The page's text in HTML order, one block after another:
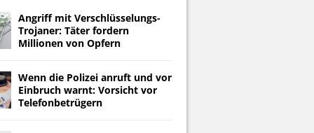
Angriff mit Verschlüsselungs-
Trojaner: Täter fordern
Millionen von Opfern
Wenn die Polizei anruft und vor
Einbruch warnt: Vorsicht vor
Telefonbetrügern